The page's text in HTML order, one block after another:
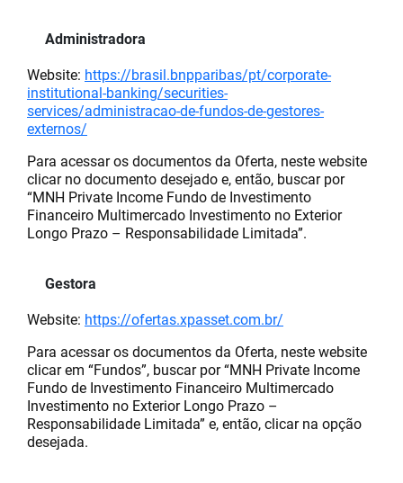
Administradora
Website: https://brasil.bnpparibas/pt/corporate-
institutional-banking/securities-
services/administracao-de-fundos-de-gestores-
externos/
Para acessar os documentos da Oferta, neste website
clicar no documento desejado e, então, buscar por
“MNH Private Income Fundo de Investimento
Financeiro Multimercado Investimento no Exterior
Longo Prazo – Responsabilidade Limitada”.
Gestora
Website: https://ofertas.xpasset.com.br/
Para acessar os documentos da Oferta, neste website
clicar em “Fundos”, buscar por “MNH Private Income
Fundo de Investimento Financeiro Multimercado
Investimento no Exterior Longo Prazo –
Responsabilidade Limitada” e, então, clicar na opção
desejada.